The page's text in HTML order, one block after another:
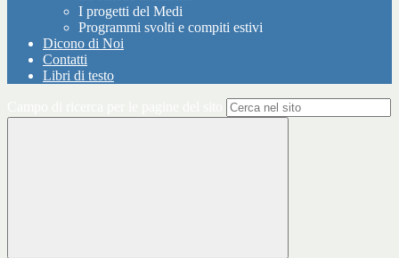
I progetti del Medi
Programmi svolti e compiti estivi
Dicono di Noi
Contatti
Libri di testo